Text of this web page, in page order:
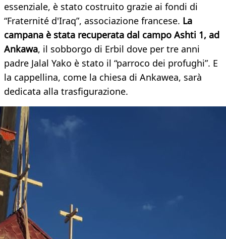
essenziale, è stato costruito grazie ai fondi di
“Fraternité d'Iraq”, associazione francese. La
campana è stata recuperata dal campo Ashti 1, ad
Ankawa, il sobborgo di Erbil dove per tre anni
padre Jalal Yako è stato il “parroco dei profughi”. E
la cappellina, come la chiesa di Ankawea, sarà
dedicata alla trasfigurazione.